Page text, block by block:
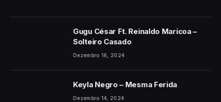
Gugu César Ft. Reinaldo Maricoa –
Solteiro Casado
Dezembro 16, 2024
Keyla Negro – Mesma Ferida
Dezembro 14, 2024